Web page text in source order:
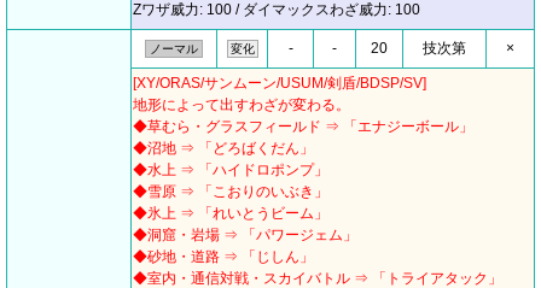
Zワザ威力: 100 / ダイマックスわざ威力: 100
ノーマル 変化 - - 20 技次第 ×
[XY/ORAS/サンムーン/USUM/剣盾/BDSP/SV]
地形によって出すわざが変わる。
◆草むら・グラスフィールド ⇒ 「エナジーボール」
◆沼地 ⇒ 「どろばくだん」
◆水上 ⇒ 「ハイドロポンプ」
◆雪原 ⇒ 「こおりのいぶき」
◆氷上 ⇒ 「れいとうビーム」
◆洞窟・岩場 ⇒ 「パワージェム」
◆砂地・道路 ⇒ 「じしん」
◆室内・通信対戦・スカイバトル ⇒ 「トライアタック」